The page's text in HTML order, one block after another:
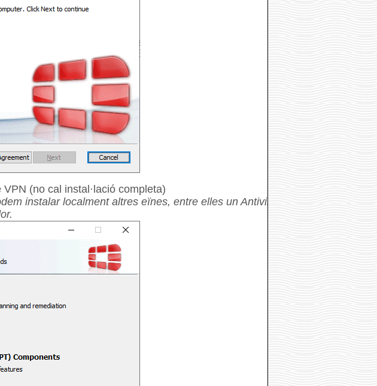
(no cal instal·lació completa)
instalar localment altres eïnes, entre elles un Antivirus,